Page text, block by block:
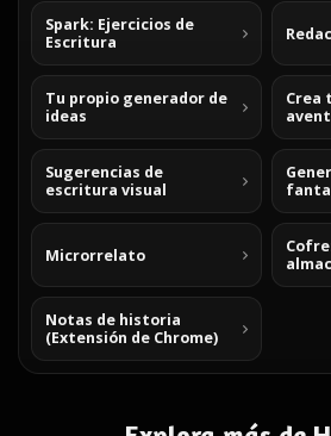
Spark: Ejercicios de
Escritura
Tu propio generador de
ideas
Crea
Sugerencias de
escritura visual
Microrrelato
Notas de historia
(Extensión de Chrome)